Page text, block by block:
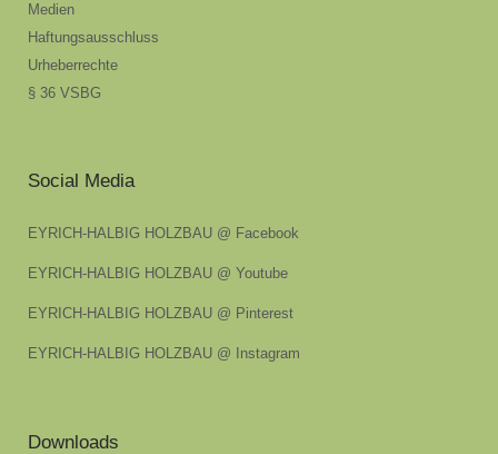
Medien
Haftungsausschluss
Urheberrechte
§ 36 VSBG
Social Media
EYRICH-HALBIG HOLZBAU @ Facebook
EYRICH-HALBIG HOLZBAU @ Youtube
EYRICH-HALBIG HOLZBAU @ Pinterest
EYRICH-HALBIG HOLZBAU @ Instagram
Downloads